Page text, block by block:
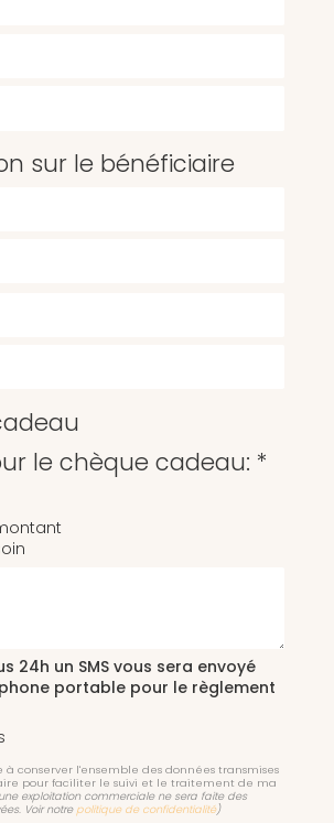
sur le bénéficiaire
le chèque cadeau: *
24h un SMS vous sera envoyé
portable pour le règlement
à conserver l'ensemble des données transmises
pour faciliter le suivi et le traitement de ma
exploitation commerciale ne sera faite des
Voir notre politique de confidentialité)